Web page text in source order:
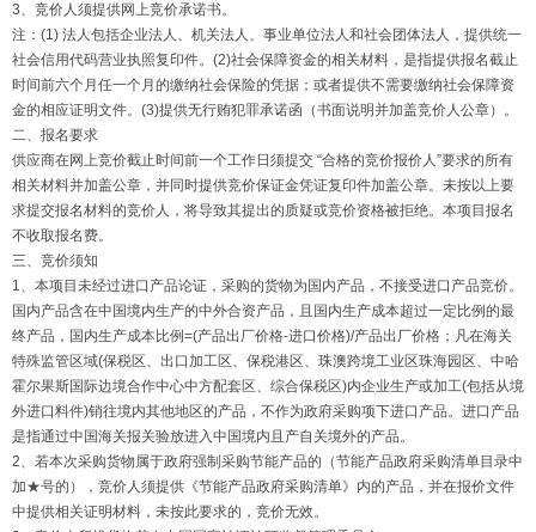
3、竞价人须提供网上竞价承诺书。
注：(1) 法人包括企业法人、机关法人、事业单位法人和社会团体法人，提供统一
社会信用代码营业执照复印件。(2)社会保障资金的相关材料，是指提供报名截止
时间前六个月任一个月的缴纳社会保险的凭据；或者提供不需要缴纳社会保障资
金的相应证明文件。(3)提供无行贿犯罪承诺函（书面说明并加盖竞价人公章）。
二、报名要求
供应商在网上竞价截止时间前一个工作日须提交 “合格的竞价报价人”要求的所有
相关材料并加盖公章，并同时提供竞价保证金凭证复印件加盖公章。未按以上要
求提交报名材料的竞价人，将导致其提出的质疑或竞价资格被拒绝。本项目报名
不收取报名费。
三、竞价须知
1、本项目未经过进口产品论证，采购的货物为国内产品，不接受进口产品竞价。
国内产品含在中国境内生产的中外合资产品，且国内生产成本超过一定比例的最
终产品，国内生产成本比例=(产品出厂价格-进口价格)/产品出厂价格；凡在海关
特殊监管区域(保税区、出口加工区、保税港区、珠澳跨境工业区珠海园区、中哈
霍尔果斯国际边境合作中心中方配套区、综合保税区)内企业生产或加工(包括从境
外进口料件)销往境内其他地区的产品，不作为政府采购项下进口产品。进口产品
是指通过中国海关报关验放进入中国境内且产自关境外的产品。
2、若本次采购货物属于政府强制采购节能产品的（节能产品政府采购清单目录中
加★号的），竞价人须提供《节能产品政府采购清单》内的产品，并在报价文件
中提供相关证明材料，未按此要求的，竞价无效。